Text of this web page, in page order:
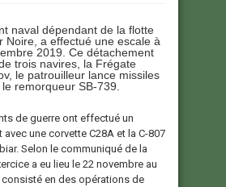
naval dépendant de la flotte
Noire, a effectué une escale à
2019. Ce détachement
trois navires, la Frégate
le patrouilleur lance missiles
remorqueur SB-739.
de guerre ont effectué un
une corvette C28A et la C-807
Selon le communiqué de la
a eu lieu le 22 novembre au
consisté en des opérations de